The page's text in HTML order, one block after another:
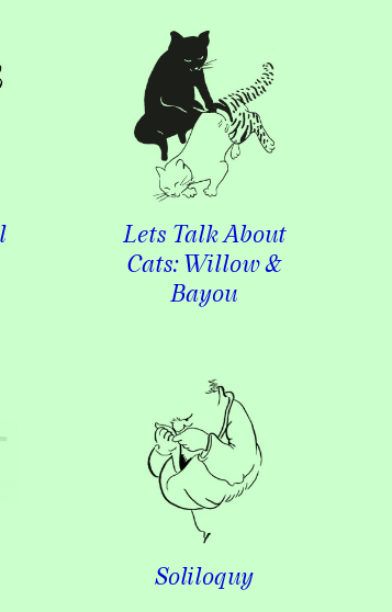
Lets Talk About
Cats: Willow &
Bayou
Soliloquy